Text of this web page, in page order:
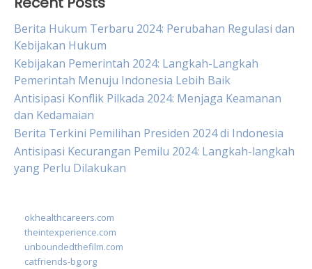
Berita Hukum Terbaru 2024: Perubahan Regulasi dan
Kebijakan Hukum
Kebijakan Pemerintah 2024: Langkah-Langkah
Pemerintah Menuju Indonesia Lebih Baik
Antisipasi Konflik Pilkada 2024: Menjaga Keamanan
dan Kedamaian
Berita Terkini Pemilihan Presiden 2024 di Indonesia
Antisipasi Kecurangan Pemilu 2024: Langkah-langkah
yang Perlu Dilakukan
okhealthcareers.com
theintexperience.com
unboundedthefilm.com
catfriends-bg.org